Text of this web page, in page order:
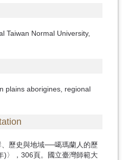
Taiwan Normal University,
plains aborigines, regional
歷史與地域──噶瑪蘭人的歷
)〉，306頁。國立臺灣師範大